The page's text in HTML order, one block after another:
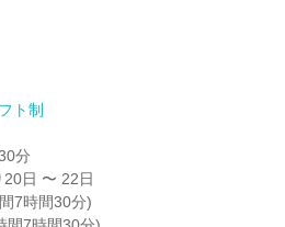
ト制
分
日 〜 22日
7時間30分)